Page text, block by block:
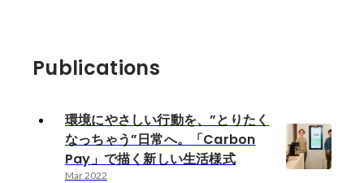
Publications
環境にやさしい行動を、”とりたく
なっちゃう”日常へ。「Carbon
Pay」で描く新しい生活様式
Mar 2022